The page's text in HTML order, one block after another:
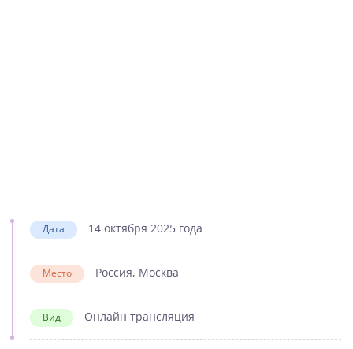
Дата 14 октября 2025 года
Место Россия, Москва
Вид Онлайн трансляция